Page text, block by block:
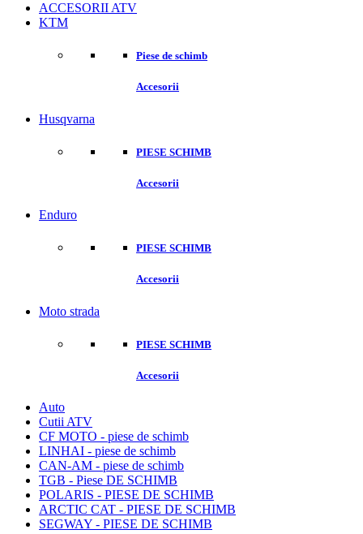
ACCESORII ATV
KTM
Piese de schimb
Accesorii
Husqvarna
PIESE SCHIMB
Accesorii
Enduro
PIESE SCHIMB
Accesorii
Moto strada
PIESE SCHIMB
Accesorii
Auto
Cutii ATV
CF MOTO - piese de schimb
LINHAI - piese de schimb
CAN-AM - piese de schimb
TGB - Piese DE SCHIMB
POLARIS - PIESE DE SCHIMB
ARCTIC CAT - PIESE DE SCHIMB
SEGWAY - PIESE DE SCHIMB